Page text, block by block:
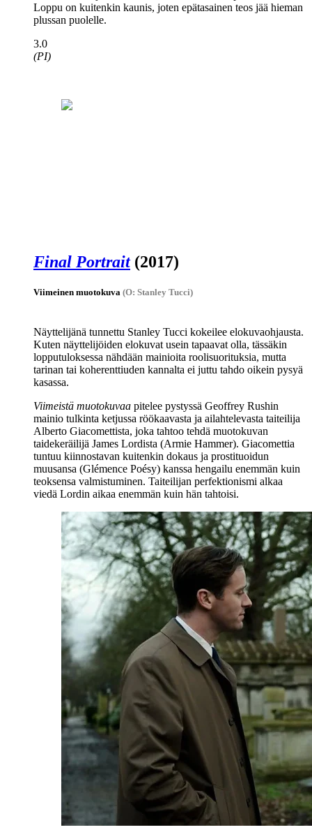
Loppu on kuitenkin kaunis, joten epätasainen teos jää hieman
plussan puolelle.
3.0
(PI)
Final Portrait(2017)
Viimeinen muotokuva (O: Stanley Tucci)
Näyttelijänä tunnettu Stanley Tucci kokeilee elokuvaohjausta.
Kuten näyttelijöiden elokuvat usein tapaavat olla, tässäkin
lopputuloksessa nähdään mainioita roolisuorituksia, mutta
tarinan tai koherenttiuden kannalta ei juttu tahdo oikein pysyä
kasassa.
Viimeistä muotokuvaa pitelee pystyssä Geoffrey Rushin
mainio tulkinta ketjussa röökaavasta ja ailahtelevasta taiteilija
Alberto Giacomettista, joka tahtoo tehdä muotokuvan
taidekeräilijä James Lordista (Armie Hammer). Giacomettia
tuntuu kiinnostavan kuitenkin dokaus ja prostituoidun
muusansa (Glémence Poésy) kanssa hengailu enemmän kuin
teoksensa valmistuminen. Taiteilijan perfektionismi alkaa
viedä Lordin aikaa enemmän kuin hän tahtoisi.